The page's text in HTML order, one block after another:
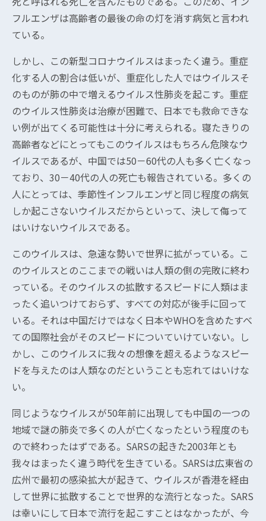
フルエンザは高齢者の最後の命の灯を消す病気と言われ
ている。
しかし、この新型コロナウイルスはまったく違う。重症
化する人の割合は低いが、重症化した人ではウイルスそ
のものが肺の中で増えるウイルス性肺炎を起こす。重症
のウイルス性肺炎は治療が困難で、日本でも救命できな
い例が出てくる可能性は十分に考えられる。寝たきりの
高齢者などにとってもこのウイルスはもちろん危険なウ
イルスであるが、中国では50－60代の人も多く亡くなっ
ており、30－40代の人の死亡も報告されている。多くの
人にとっては、季節性インフルエンザと同じ程度の病気
しか起こさないウイルスだからといって、決して侮って
はいけないウイルスである。
このウイルスは、急速な勢いで世界に拡がっている。こ
のウイルスとのここまでの戦いは人類の側の完敗に終わ
っている。そのウイルスの拡散するスピードに人類はま
ったく追いつけておらず、すべての対応が後手に回って
いる。それは中国だけではなく日本やWHOを含めたすべ
ての国際社会がそのスピードについていけていない。し
かし、このウイルスに我々の想像を超えるようなスピー
ドを与えたのは人類なのだということも忘れてはいけな
い。
同じようなウイルスが50年前に出現しても中国の一つの
地域で謎の肺炎で多くの人が亡くなったという程度のも
ので終わったはずである。SARSの起きた2003年とも
我々はまったく違う時代を生きている。SARSは広東省の
広州で最初の感染拡大が起きて、ウイルスが香港を経由
して世界に拡散することで世界的な流行となった。SARS
は幸いにして日本で流行を起こすことはなかったが、今